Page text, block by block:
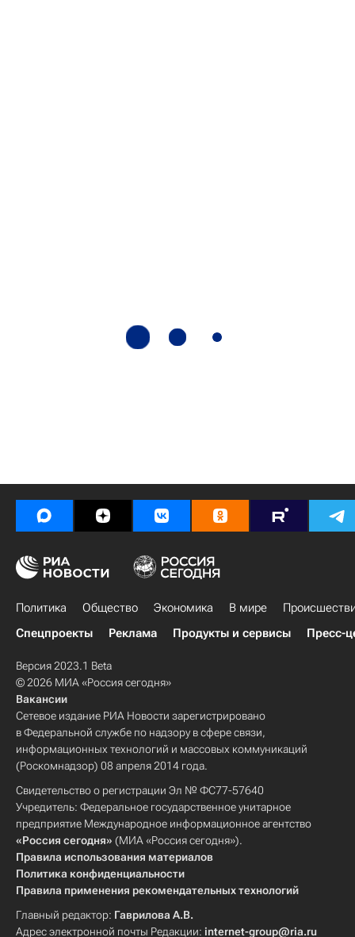
Политика Общество Экономика В мире
Спецпроекты
Реклама Продукты и сервисы Пресс-
Версия 2023.1 Beta
© 2026 МИА «Россия сегодня»
Вакансии
Сетевое издание РИА Новости зарегистрировано
в Федеральной службе по надзору в сфере связи,
информационных технологий и массовых коммуникаций
(Роскомнадзор) 08 апреля 2014 года.
Свидетельство о регистрации Эл № ФС77-57640
Учредитель: Федеральное государственное унитарное
предприятие Международное информационное агентство
«Россия сегодня» (МИА «Россия сегодня»).
Правила использования материалов
Политика конфиденциальности
Правила применения рекомендательных технологий
Главный редактор: Гаврилова А.В.
Адрес электронной почты Редакции: internet-group@ria.ru